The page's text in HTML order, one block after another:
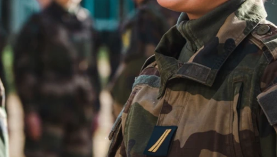
nos critères de
l’armée de l’Air et de l’Espace ? Ce qui est le plus important à
candidature ? C’est la bonne page pour faire le point.